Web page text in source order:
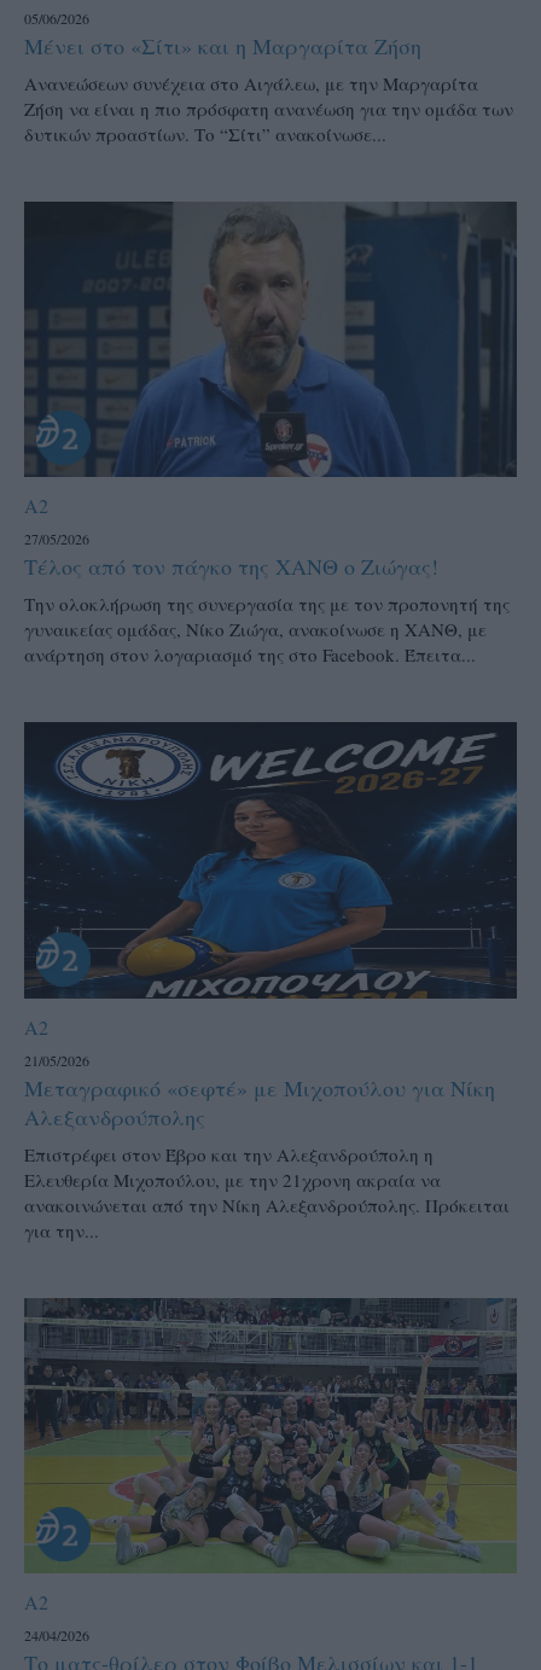
05/06/2026
Μένει στο «Σίτι» και η Μαργαρίτα Ζήση
Ανανεώσεων συνέχεια στο Αιγάλεω, με την Μαργαρίτα
Ζήση να είναι η πιο πρόσφατη ανανέωση για την ομάδα των
δυτικών προαστίων. Το “Σίτι” ανακοίνωσε...
A2
27/05/2026
Τέλος από τον πάγκο της ΧΑΝΘ ο Ζιώγας!
Την ολοκλήρωση της συνεργασία της με τον προπονητή της
γυναικείας ομάδας, Νίκο Ζιώγα, ανακοίνωσε η ΧΑΝΘ, με
ανάρτηση στον λογαριασμό της στο Facebook. Έπειτα...
A2
21/05/2026
Μεταγραφικό «σεφτέ» με Μιχοπούλου για Νίκη
Αλεξανδρούπολης
Επιστρέφει στον Έβρο και την Αλεξανδρούπολη η
Ελευθερία Μιχοπούλου, με την 21χρονη ακραία να
ανακοινώνεται από την Νίκη Αλεξανδρούπολης. Πρόκειται
για την...
A2
24/04/2026
Το ματς-θρίλερ στον Φοίβο Μελισσίων και 1-1